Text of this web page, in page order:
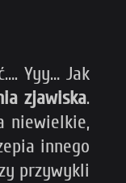
Yyy… Jak
zjawiska.
niewielkie,
innego
przywykli